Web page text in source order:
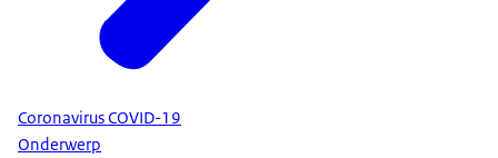
Coronavirus COVID-19
Onderwerp